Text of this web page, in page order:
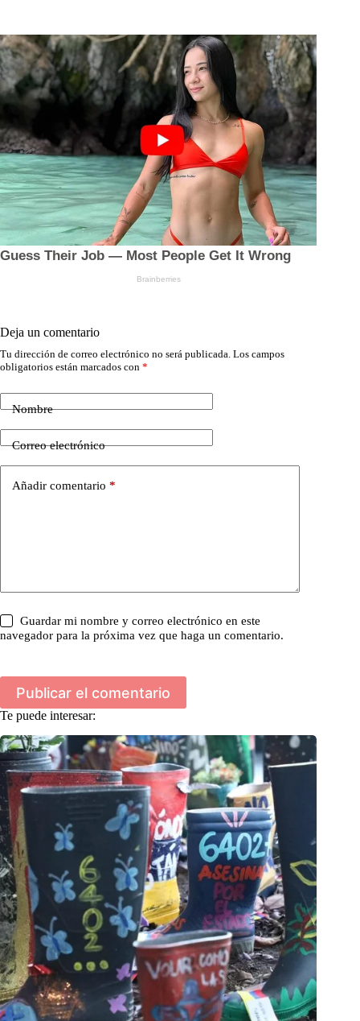
Deja un comentario
Tu dirección de correo electrónico no será publicada. Los campos
obligatorios están marcados con *
Nombre
Correo electrónico
Añadir comentario *
Guardar mi nombre y correo electrónico en este
navegador para la próxima vez que haga un comentario.
Publicar el comentario
Te puede interesar: